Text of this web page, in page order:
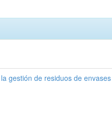
gestión de residuos de envases